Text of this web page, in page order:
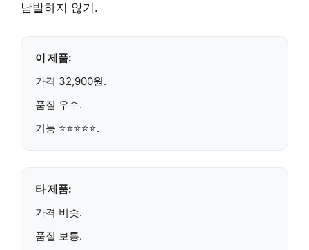
남발하지 않기.
이 제품:
가격 32,900원.
품질 우수.
기능 ⭐⭐⭐⭐⭐.
타 제품:
가격 비슷.
품질 보통.